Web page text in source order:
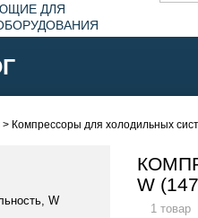
ДЛЯ
Компрессоры для холодильных
W
W
1 товар